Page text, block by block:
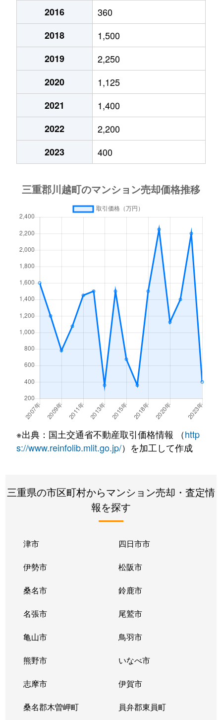
2016
360
2018
1,500
2019
2,250
2020
1,125
2021
1,400
2022
2,200
2023
400
※出典：国土交通省不動産取引価格情報 （http
s://www.reinfolib.mlit.go.jp/）を加工して作成
三重県の市区町村からマンション売却・査定情
報を探す
津市 四日市市
伊勢市 松阪市
桑名市 鈴鹿市
名張市 尾鷲市
亀山市 鳥羽市
熊野市 いなべ市
志摩市 伊賀市
桑名郡木曽岬町 員弁郡東員町